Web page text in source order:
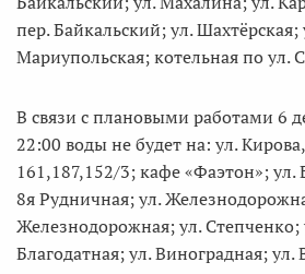
пер. Байкальский; ул. Шахтёрская;
Мариупольская; котельная по ул.
В связи с плановыми работами 6
22:00 воды не будет на: ул.
161,187,152/3; кафе «Фаэтон»; ул.
8я Рудничная; ул.
Железнодорожная; ул. Степченко;
Благодатная; ул. Виноградная; ул.